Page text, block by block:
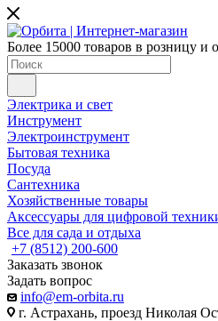
Более 15000 товаров в розницу и
Электрика и свет
Инструмент
Электроинструмент
Бытовая техника
Посуда
Сантехника
Хозяйственные товары
Аксессуары для цифровой
Все для сада и отдыха
+7 (8512) 200-600
Заказать звонок
Задать вопрос
info@em-orbita.ru
г. Астрахань, проезд Николая